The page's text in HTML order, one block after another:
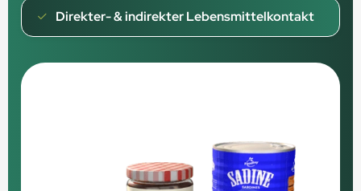
Direkter- & indirekter Lebensmittelkontakt